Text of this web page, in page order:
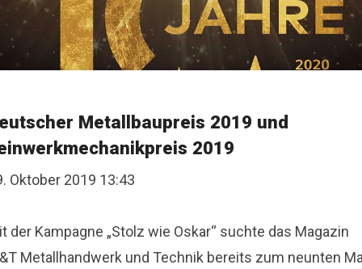
Metallbaupreis 2019 und
2019
Oktober 2019 13:43
der Kampagne „Stolz wie Oskar“ suchte das Magazin
Metallhandwerk und Technik bereits zum neunten